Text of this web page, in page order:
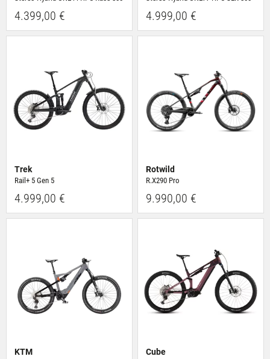
4.399,00 € 4.999,00 €
Trek
Rail+ 5 Gen 5
4.999,00 €
Rotwild
R.X290 Pro
9.990,00 €
KTM Cube